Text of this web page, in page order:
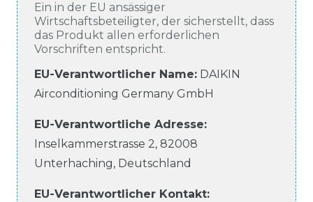
Ein in der EU ansässiger
Wirtschaftsbeteiligter, der sicherstellt, dass
das Produkt allen erforderlichen
Vorschriften entspricht.
EU-Verantwortlicher Name: DAIKIN
Airconditioning Germany GmbH
EU-Verantwortliche Adresse:
Inselkammerstrasse 2, 82008
Unterhaching, Deutschland
EU-Verantwortlicher Kontakt: